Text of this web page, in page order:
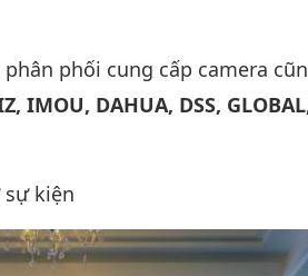
phối cung cấp camera
IMOU, DAHUA, DSS,
kiện